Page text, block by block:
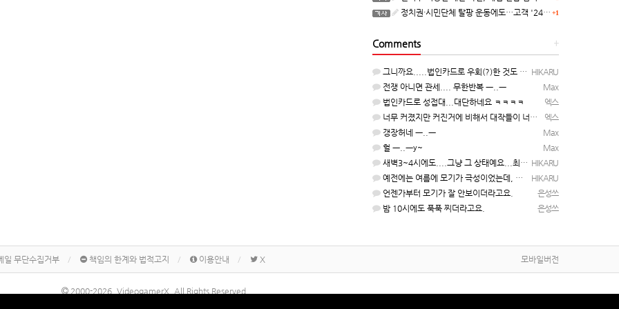
+1
정치권·시민단체 탈팡 운동에도…고객 '2470만명' 원상 회복, "고물가에 돌팡"
+
Comments
HIKARU
그니까요.....법인카드로 우회(?)한 것도 아니고, 대놓고...ㅋ ㅋ)
Max
전쟁 아니면 관세.... 무한반복 ㅡ..ㅡ
엑스
법인카드로 성접대...대단하네요 ㅋㅋㅋㅋ
엑스
너무 커졌지만 커진거에 비해서 대작들이 너무 줄었죠.........
Max
갱장허네 ㅡ..ㅡ
Max
헐 ㅡ..ㅡy~
HIKARU
새벽3~4시에도....그냥 그 상태예요...최근 1주일은....
HIKARU
예전에는 여름에 모기가 극성이었는데, 여름에는 안나오는 것 같은.....ㅎ ㅎ)
은성쓰
언젠가부터 모기가 잘 안보이더라고요.
은성쓰
밤 10시에도 푹푹 찌더라고요.
일 무단수집거부 책임의 한계와 법적고지 이용안내 X 모바일버전
2000-2026, VideogamerX. All Rights Reserved.